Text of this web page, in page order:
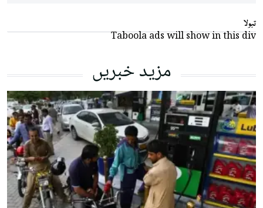
تبولا
Taboola ads will show in this div
مزید خبریں